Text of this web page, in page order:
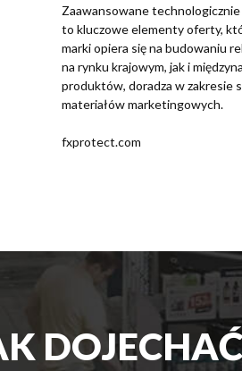
Zaawansowane
to kluczowe elementy oferty,
marki opiera się na budowaniu
na rynku krajowym, jak i
produktów, doradza w zakresie
materiałów marketingowych.
fxprotect.com